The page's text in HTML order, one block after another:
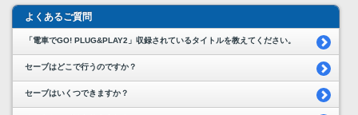
よくあるご質問
「電車でGO! PLUG&PLAY2」収録されているタイトルを教えてください。
セーブはどこで行うのですか？
セーブはいくつできますか？